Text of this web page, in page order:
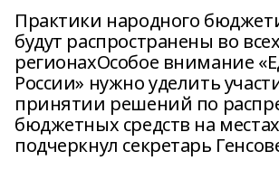
Практики народного
будут распространены во всех
регионахОсобое внимание
России» нужно уделить
принятии решений по
бюджетных средств на
подчеркнул секретарь